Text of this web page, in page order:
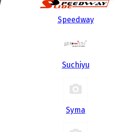
Speedway
Suchiyu
Syma